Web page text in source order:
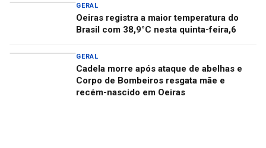
GERAL
Oeiras registra a maior temperatura do
Brasil com 38,9°C nesta quinta-feira,6
GERAL
Cadela morre após ataque de abelhas e
Corpo de Bombeiros resgata mãe e
recém-nascido em Oeiras